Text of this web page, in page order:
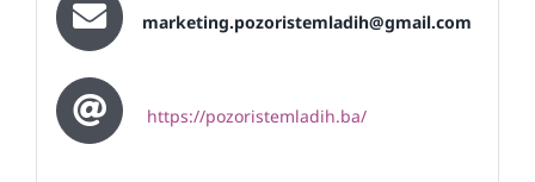
marketing.pozoristemladih@gmail.com
https://pozoristemladih.ba/